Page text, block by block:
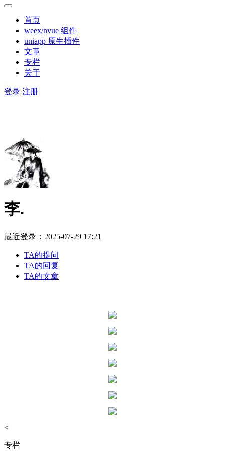
首页
weex/nvue 组件
uniapp 原生插件
文章
专栏
关于
登录 注册
李.
最近登录：2025-07-29 17:21
TA的提问
TA的回复
TA的文章
<
专栏